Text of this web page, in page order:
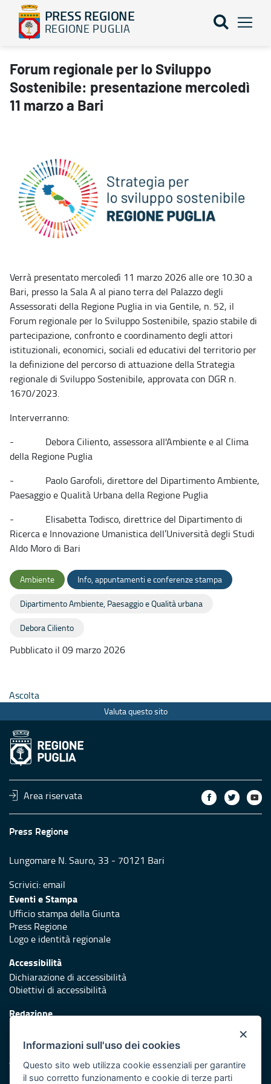
PRESS REGIONE
REGIONE PUGLIA
Forum regionale per lo Sviluppo Sostenibile: presentazione
Forum regionale per lo Sviluppo
Sostenibile: presentazione mercoledì
11 marzo a Bari
Verrà presentato mercoledì 11 marzo 2026 alle ore 10.30 a
Bari, presso la Sala A al piano terra del Palazzo degli
Assessorati della Regione Puglia in via Gentile, n. 52, il
Forum regionale per lo Sviluppo Sostenibile, spazio stabile di
partecipazione, confronto e coordinamento degli attori
istituzionali, economici, sociali ed educativi del territorio per
la definizione del percorso di attuazione della Strategia
regionale di Sviluppo Sostenibile, approvata con DGR n.
1670/2023.
Interverranno:
- Debora Ciliento, assessora all'Ambiente e al Clima
della Regione Puglia
- Paolo Garofoli, direttore del Dipartimento Ambiente,
Paesaggio e Qualità Urbana della Regione Puglia
- Elisabetta Todisco, direttrice del Dipartimento di
Ricerca e Innovazione Umanistica dell’Università degli Studi
Aldo Moro di Bari
Ambiente Info, appuntamenti e conferenze stampa
Dipartimento Ambiente, Paesaggio e Qualità urbana
Debora Ciliento
Pubblicato il 09 marzo 2026
Ascolta
Valuta questo sito
Area riservata
Press Regione
Lungomare N. Sauro, 33 - 70121 Bari
Scrivici:email
Eventi e Stampa
Ufficio stampa della Giunta
Press Regione
Logo e identità regionale
Accessibilità
Dichiarazione di accessibilità
Obiettivi di accessibilità
Redazione
Protezione civile
Vai al sito di Protezione Civile Puglia
×
Informazioni sull'uso dei cookies
Questo sito web utilizza cookie essenziali per garantire
il suo corretto funzionamento e cookie di terze parti